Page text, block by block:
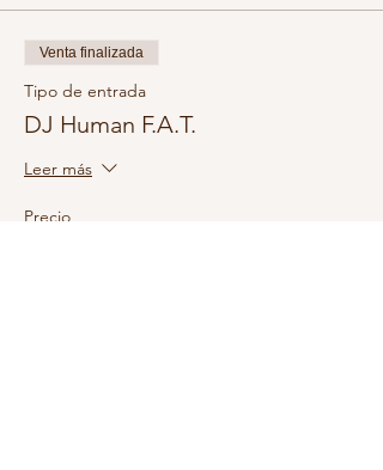
Venta finalizada
Tipo de entrada
DJ Human F.A.T.
Leer más
Precio